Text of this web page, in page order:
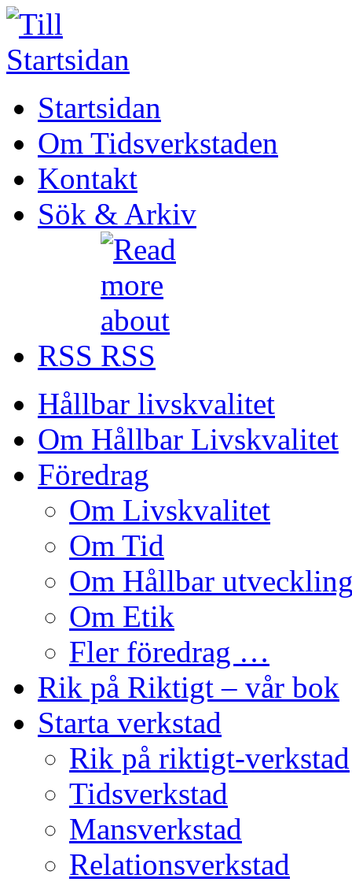
Startsidan
Om Tidsverkstaden
Kontakt
Sök & Arkiv
RSS
Hållbar livskvalitet
Om Hållbar Livskvalitet
Föredrag
Om Livskvalitet
Om Tid
Om Hållbar
Om Etik
Fler föredrag …
Rik på Riktigt – vår bok
Starta verkstad
Rik på riktigt-verkstad
Tidsverkstad
Mansverkstad
Relationsverkstad